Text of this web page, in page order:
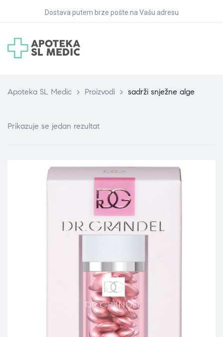
Dostava putem brze pošte na Vašu adresu
Apoteka SL Medic > Proizvodi > sadrži snježne alge
Prikazuje se jedan rezultat